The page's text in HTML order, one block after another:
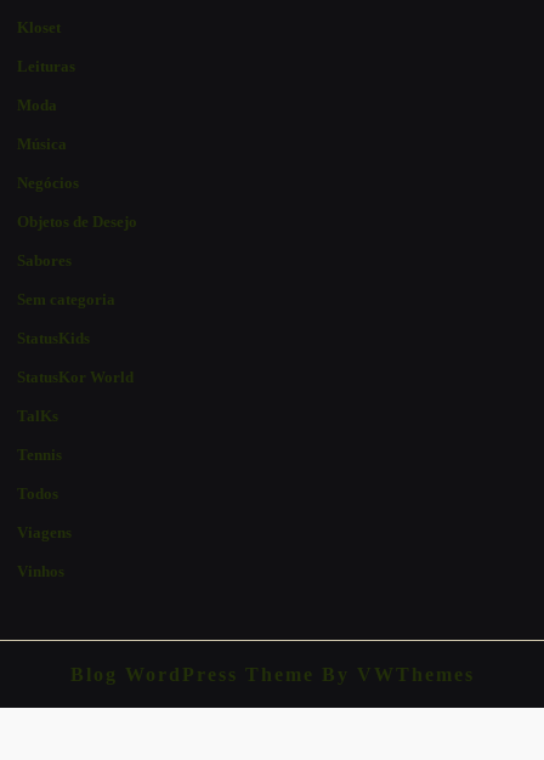
Kloset
Leituras
Moda
Música
Negócios
Objetos de Desejo
Sabores
Sem categoria
StatusKids
StatusKor World
TalKs
Tennis
Todos
Viagens
Vinhos
Blog WordPress Theme By VWThemes